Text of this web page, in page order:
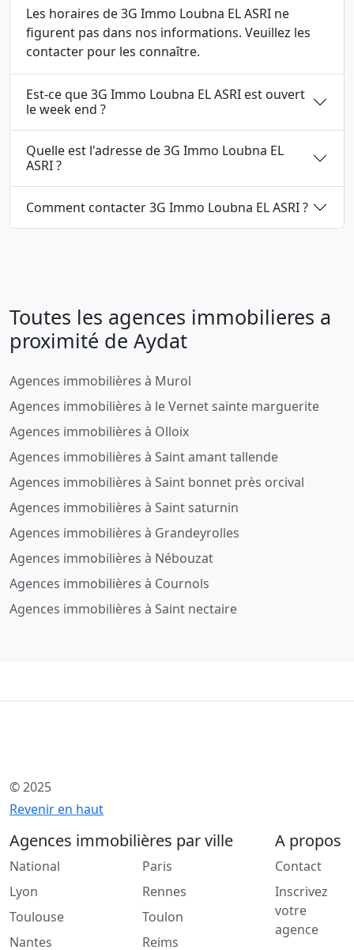
Les horaires de 3G Immo Loubna EL ASRI ne
figurent pas dans nos informations. Veuillez les
contacter pour les connaître.
Est-ce que 3G Immo Loubna EL ASRI est ouvert
le week end ?
Quelle est l'adresse de 3G Immo Loubna EL
ASRI ?
Comment contacter 3G Immo Loubna EL ASRI ?
Toutes les agences immobilieres a
proximité de Aydat
Agences immobilières à Murol
Agences immobilières à le Vernet sainte marguerite
Agences immobilières à Olloix
Agences immobilières à Saint amant tallende
Agences immobilières à Saint bonnet près orcival
Agences immobilières à Saint saturnin
Agences immobilières à Grandeyrolles
Agences immobilières à Nébouzat
Agences immobilières à Cournols
Agences immobilières à Saint nectaire
© 2025
Revenir en haut
Agences immobilières par ville
National
Lyon
Toulouse
Nantes
Paris
Rennes
Toulon
Reims
A propos
Contact
Inscrivez
votre
agence